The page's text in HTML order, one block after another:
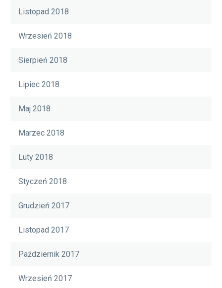
Listopad 2018
Wrzesień 2018
Sierpień 2018
Lipiec 2018
Maj 2018
Marzec 2018
Luty 2018
Styczeń 2018
Grudzień 2017
Listopad 2017
Październik 2017
Wrzesień 2017